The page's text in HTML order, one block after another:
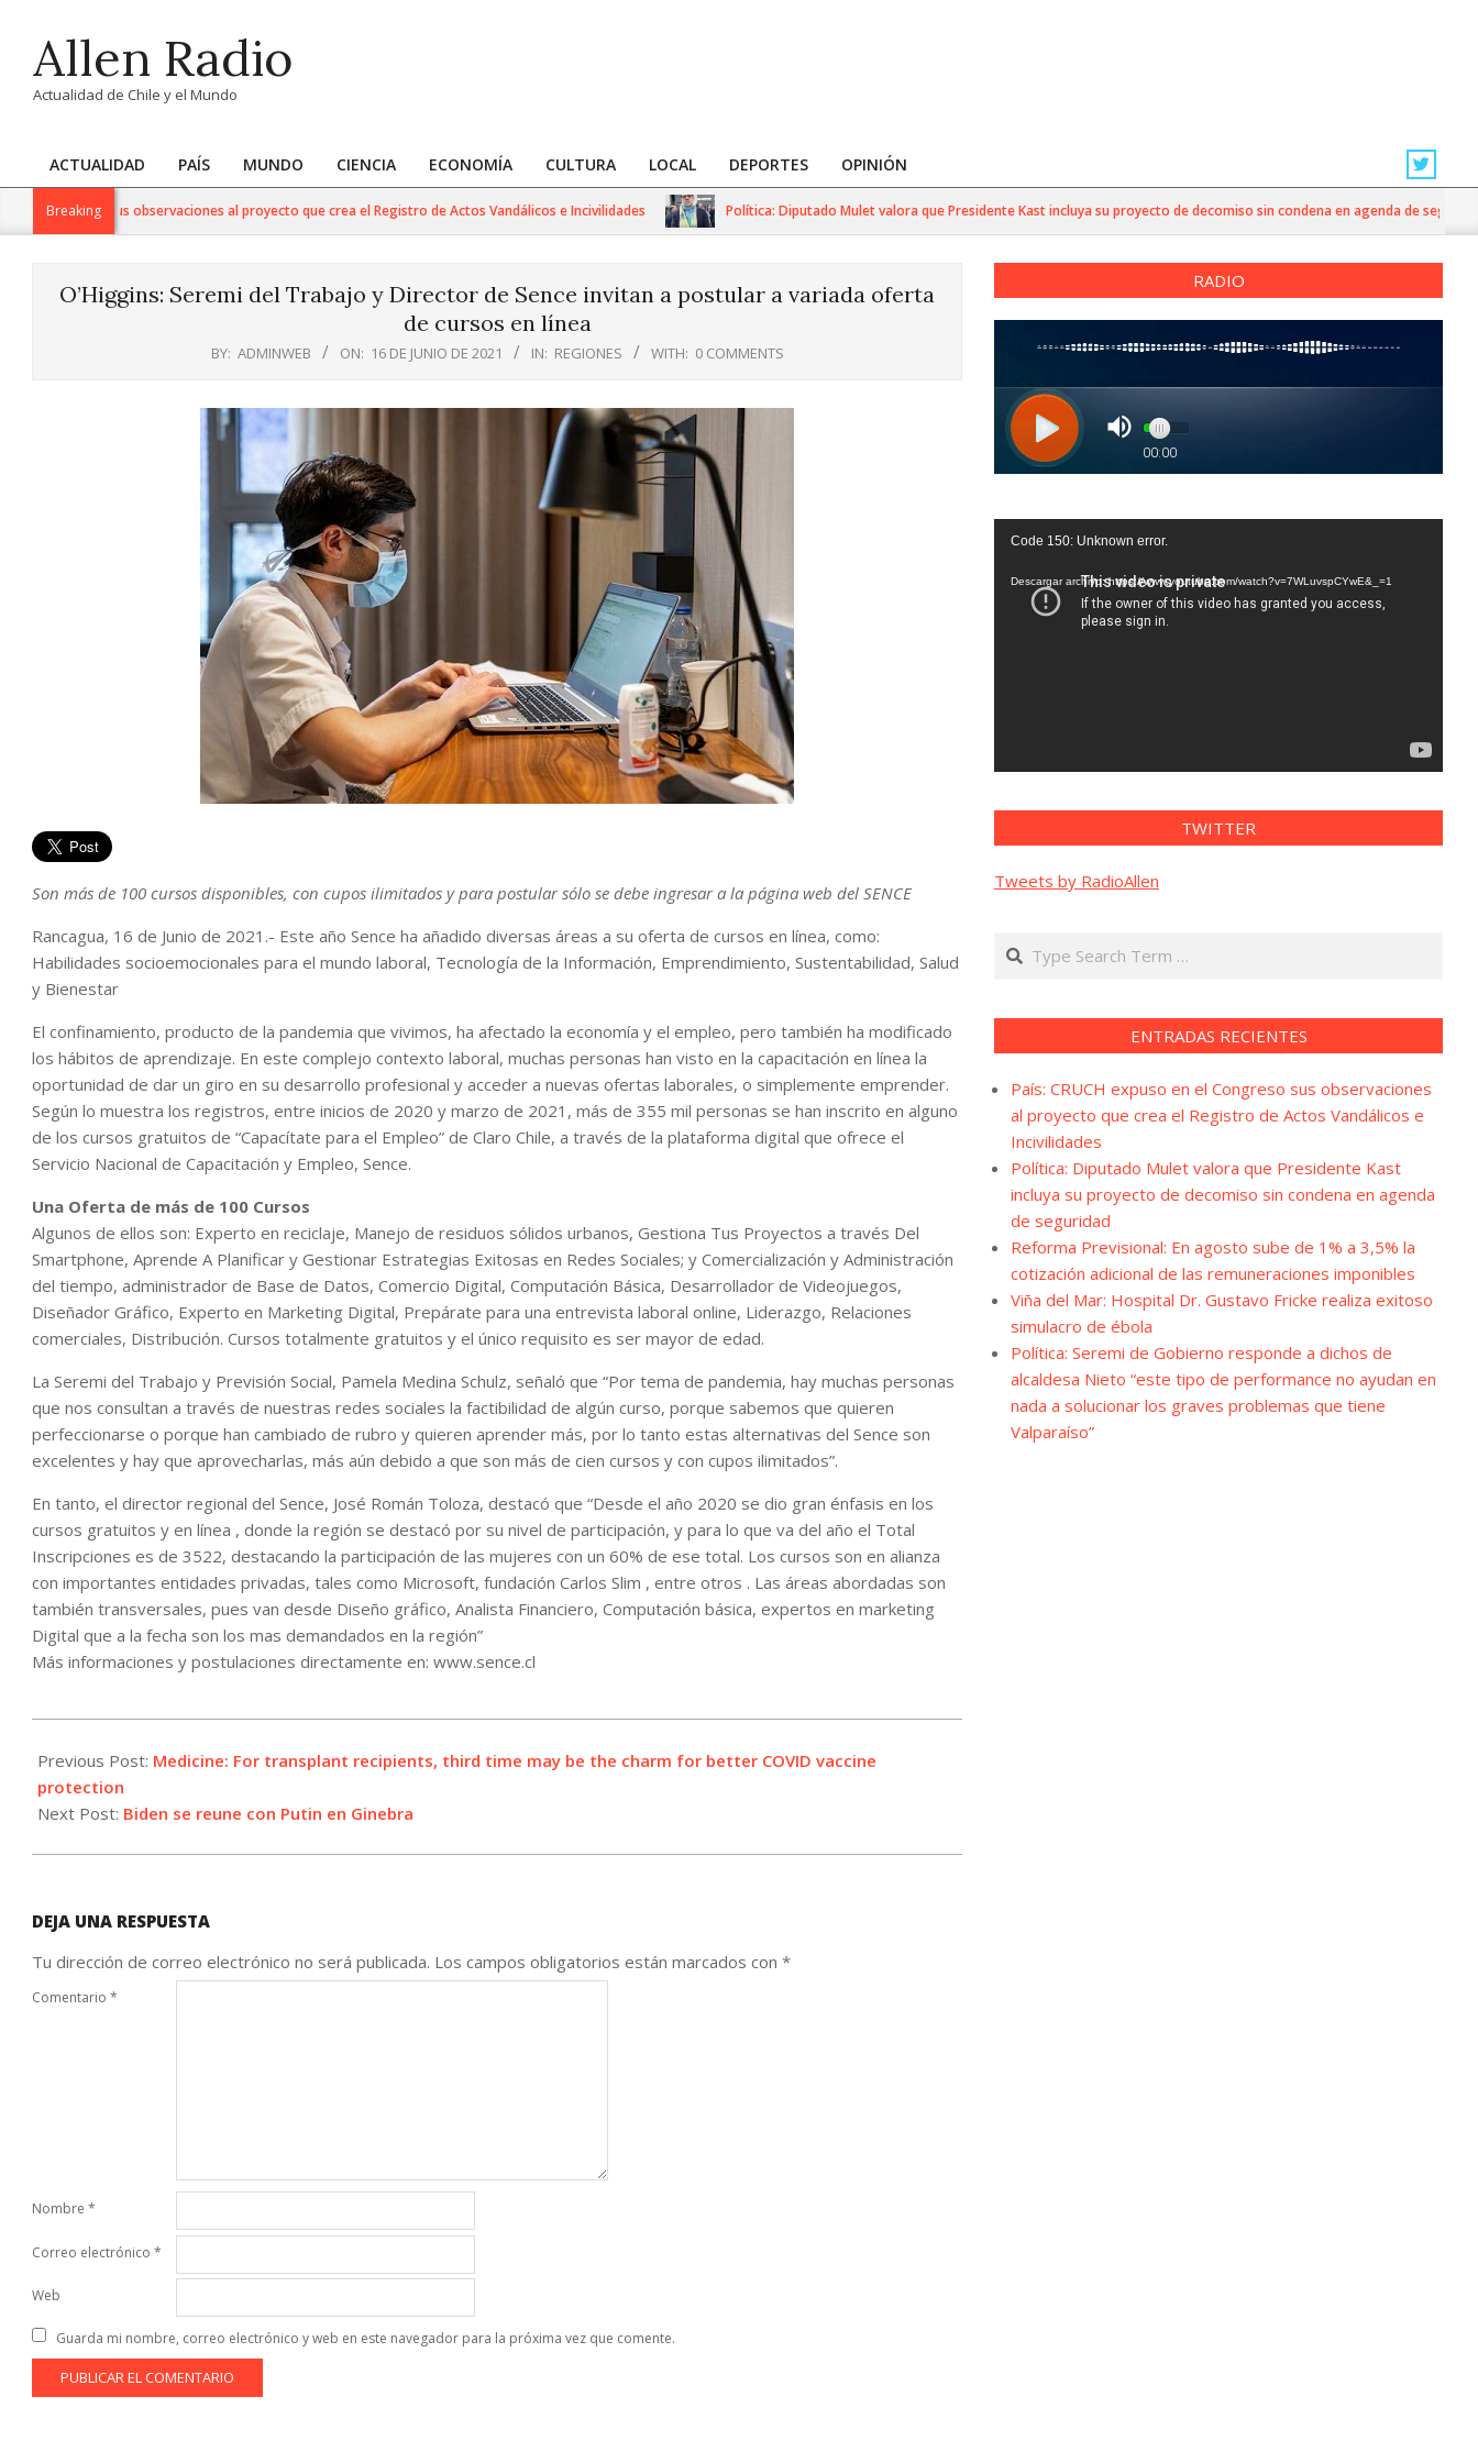
contentAllen Radio
Actualidad de Chile y el Mundo
Primary
Navigation
ACTUALIDAD PAÍS MUNDO CIENCIA ECONOMÍA CULTURA LOCAL DEPORTES OPINIÓN
Breaking
el Congreso sus observaciones al proyecto que crea el Registro de Actos Vandálicos e Incivilidades Política: Diputado Mulet valora que Presidente Kast incluya su proyecto de decomiso sin condena en agenda de seguridad
O’Higgins: Seremi del Trabajo y Director de Sence invitan a postular a variada oferta
de cursos en línea
BY: ADMINWEB ON: 16 DE JUNIO DE 2021 IN: REGIONES WITH: 0 COMMENTS
Son más de 100 cursos disponibles, con cupos ilimitados y para postular sólo se debe ingresar a la página web del SENCE
Rancagua, 16 de Junio de 2021.- Este año Sence ha añadido diversas áreas a su oferta de cursos en línea, como:
Habilidades socioemocionales para el mundo laboral, Tecnología de la Información, Emprendimiento, Sustentabilidad, Salud
y Bienestar
El confinamiento, producto de la pandemia que vivimos, ha afectado la economía y el empleo, pero también ha modificado
los hábitos de aprendizaje. En este complejo contexto laboral, muchas personas han visto en la capacitación en línea la
oportunidad de dar un giro en su desarrollo profesional y acceder a nuevas ofertas laborales, o simplemente emprender.
Según lo muestra los registros, entre inicios de 2020 y marzo de 2021, más de 355 mil personas se han inscrito en alguno
de los cursos gratuitos de “Capacítate para el Empleo” de Claro Chile, a través de la plataforma digital que ofrece el
Servicio Nacional de Capacitación y Empleo, Sence.
Una Oferta de más de 100 Cursos
Algunos de ellos son: Experto en reciclaje, Manejo de residuos sólidos urbanos, Gestiona Tus Proyectos a través Del
Smartphone, Aprende A Planificar y Gestionar Estrategias Exitosas en Redes Sociales; y Comercialización y Administración
del tiempo, administrador de Base de Datos, Comercio Digital, Computación Básica, Desarrollador de Videojuegos,
Diseñador Gráfico, Experto en Marketing Digital, Prepárate para una entrevista laboral online, Liderazgo, Relaciones
comerciales, Distribución. Cursos totalmente gratuitos y el único requisito es ser mayor de edad.
La Seremi del Trabajo y Previsión Social, Pamela Medina Schulz, señaló que “Por tema de pandemia, hay muchas personas
que nos consultan a través de nuestras redes sociales la factibilidad de algún curso, porque sabemos que quieren
perfeccionarse o porque han cambiado de rubro y quieren aprender más, por lo tanto estas alternativas del Sence son
excelentes y hay que aprovecharlas, más aún debido a que son más de cien cursos y con cupos ilimitados”.
En tanto, el director regional del Sence, José Román Toloza, destacó que “Desde el año 2020 se dio gran énfasis en los
cursos gratuitos y en línea , donde la región se destacó por su nivel de participación, y para lo que va del año el Total
Inscripciones es de 3522, destacando la participación de las mujeres con un 60% de ese total. Los cursos son en alianza
con importantes entidades privadas, tales como Microsoft, fundación Carlos Slim , entre otros . Las áreas abordadas son
también transversales, pues van desde Diseño gráfico, Analista Financiero, Computación básica, expertos en marketing
Digital que a la fecha son los mas demandados en la región”
Más informaciones y postulaciones directamente en: www.sence.cl
06-
16
Previous Post: Medicine: For transplant recipients, third time may be the charm for better COVID vaccine
protection
Next Post: Biden se reune con Putin en Ginebra
DEJA UNA RESPUESTA
Tu dirección de correo electrónico no será publicada. Los campos obligatorios están marcados con *
Comentario *
Nombre *
Correo electrónico *
Web
Guarda mi nombre, correo electrónico y web en este navegador para la próxima vez que comente.
RADIO
Reproductor
vídeo
Code 150: Unknown error.
Descargar archivo: https://www.youtube.com/watch?v=7WLuvspCYwE&_=1
TWITTER
Tweets by RadioAllen
Search
ENTRADAS RECIENTES
País: CRUCH expuso en el Congreso sus observaciones
al proyecto que crea el Registro de Actos Vandálicos e
Incivilidades
Política: Diputado Mulet valora que Presidente Kast
incluya su proyecto de decomiso sin condena en agenda
de seguridad
Reforma Previsional: En agosto sube de 1% a 3,5% la
cotización adicional de las remuneraciones imponibles
Viña del Mar: Hospital Dr. Gustavo Fricke realiza exitoso
simulacro de ébola
Política: Seremi de Gobierno responde a dichos de
alcaldesa Nieto “este tipo de performance no ayudan en
nada a solucionar los graves problemas que tiene
Valparaíso”